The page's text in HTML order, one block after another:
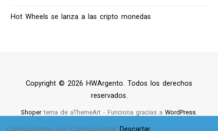
Coleccionismo por Coleccionistas Descartar
Hot Wheels se lanza a las cripto monedas
Copyright © 2026 HWArgento. Todos los derechos
reservados.
Shopertema de aThemeArt - Funciona gracias a WordPress.